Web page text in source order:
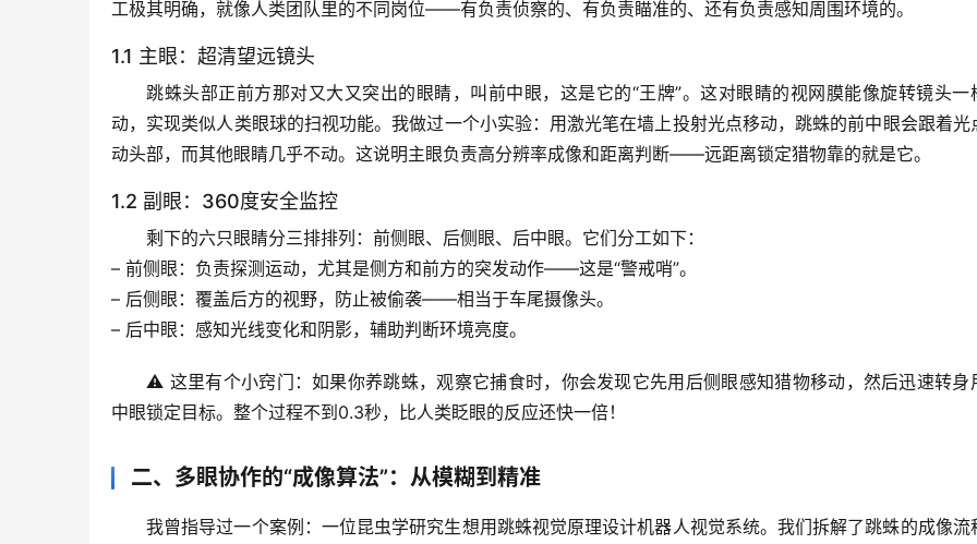
工极其明确，就像人类团队里的不同岗位——有负责侦察的、有负责瞄准的、还有负责感知周围环境的。
1.1 主眼：超清望远镜头
跳蛛头部正前方那对又大又突出的眼睛，叫前中眼，这是它的“王牌”。这对眼睛的视网膜能像旋转镜头一
动，实现类似人类眼球的扫视功能。我做过一个小实验：用激光笔在墙上投射光点移动，跳蛛的前中眼会跟着光
动头部，而其他眼睛几乎不动。这说明主眼负责高分辨率成像和距离判断——远距离锁定猎物靠的就是它。
1.2 副眼：360度安全监控
剩下的六只眼睛分三排排列：前侧眼、后侧眼、后中眼。它们分工如下：
– 前侧眼 ：负责探测运动，尤其是侧方和前方的突发动作——这是“警戒哨”。
– 后侧眼 ：覆盖后方的视野，防止被偷袭——相当于车尾摄像头。
– 后中眼 ：感知光线变化和阴影，辅助判断环境亮度。
⚠️ 这里有个小窍门：如果你养跳蛛，观察它捕食时，你会发现它先用后侧眼感知猎物移动，然后迅速转身
中眼锁定目标。整个过程不到0.3秒，比人类眨眼的反应还快一倍！
二、多眼协作的“成像算法”：从模糊到精准
我曾指导过一个案例：一位昆虫学研究生想用跳蛛视觉原理设计机器人视觉系统。我们拆解了跳蛛的成像流